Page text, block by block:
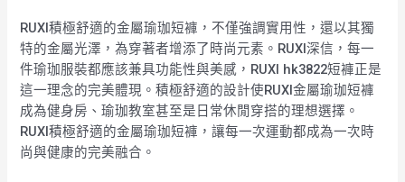
RUXI積極舒適的金屬瑜珈短褲，不僅強調實用性，還以其獨
特的金屬光澤，為穿著者增添了時尚元素。RUXI深信，每一
件瑜珈服裝都應該兼具功能性與美感，RUXI hk3822短褲正是
這一理念的完美體現。積極舒適的設計使RUXI金屬瑜珈短褲
成為健身房、瑜珈教室甚至是日常休閒穿搭的理想選擇。
RUXI積極舒適的金屬瑜珈短褲，讓每一次運動都成為一次時
尚與健康的完美融合。